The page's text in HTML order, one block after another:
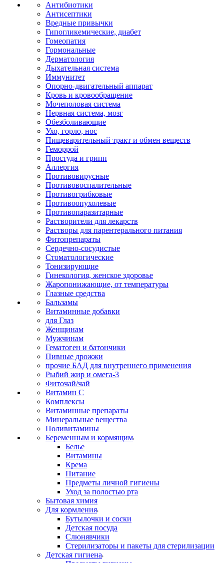
Антибиотики
Антисептики
Вредные привычки
Гипогликемические, диабет
Гомеопатия
Гормональные
Дерматология
Дыхательная система
Иммунитет
Опорно-двигательный аппарат
Кровь и кровообращение
Мочеполовая система
Нервная система, мозг
Обезболивающие
Ухо, горло, нос
Пищеварительный тракт и обмен веществ
Геморрой
Простуда и грипп
Аллергия
Противовирусные
Противовоспалительные
Противогрибковые
Противоопухолевые
Противопаразитарные
Растворители для лекарств
Растворы для парентерального питания
Фитопрепараты
Сердечно-сосудистые
Стоматологические
Тонизирующие
Гинекология, женское здоровье
Жаропонижающие, от температуры
Глазные средства
Бальзамы
Витаминные добавки
для Глаз
Женщинам
Мужчинам
Гематоген и батончики
Пивные дрожжи
прочие БАД для внутреннего применения
Рыбий жир и омега-3
Фиточай/чай
Витамин С
Комплексы
Витаминные препараты
Минеральные вещества
Поливитамины
Беременным и кормящим
Белье
Витамины
Крема
Питание
Предметы личной гигиены
Уход за полостью рта
Бытовая химия
Для кормления
Бутылочки и соски
Детская посуда
Слюнявчики
Стерилизаторы и пакеты для стерилизации
Детская гигиена